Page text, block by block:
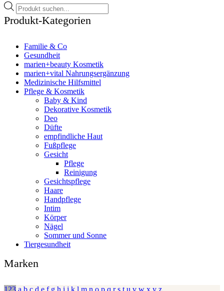
Products
search
Produkt-Kategorien
Familie & Co
Gesundheit
marien+beauty Kosmetik
marien+vital Nahrungsergänzung
Medizinische Hilfsmittel
Pflege & Kosmetik
Baby & Kind
Dekorative Kosmetik
Deo
Düfte
empfindliche Haut
Fußpflege
Gesicht
Pflege
Reinigung
Gesichtspflege
Haare
Handpflege
Intim
Körper
Nägel
Sommer und Sonne
Tiergesundheit
Marken